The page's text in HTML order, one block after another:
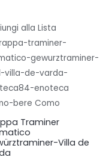
alla Lista
Traminer
Villa de